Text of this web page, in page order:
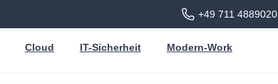
+49 711 4889020
Cloud IT-Sicherheit Modern-Work